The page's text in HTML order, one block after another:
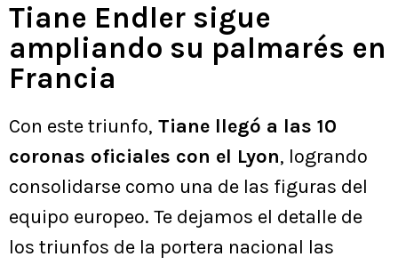
Tiane Endler sigue
ampliando su palmarés en
Francia
Con este triunfo, Tiane llegó a las 10
coronas oficiales con el Lyon, logrando
consolidarse como una de las figuras del
equipo europeo. Te dejamos el detalle de
los triunfos de la portera nacional las